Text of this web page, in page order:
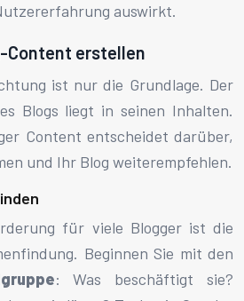
auswirkt.
Content erstellen
ist nur die Grundlage. Der
Blogs liegt in seinen Inhalten.
Content entscheidet darüber,
und Ihr Blog weiterempfehlen.
für viele Blogger ist die
Beginnen Sie mit den
: Was beschäftigt sie?